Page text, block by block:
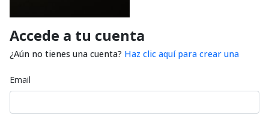
Accede a tu cuenta
¿Aún no tienes una cuenta? Haz clic aquí para crear una
Email